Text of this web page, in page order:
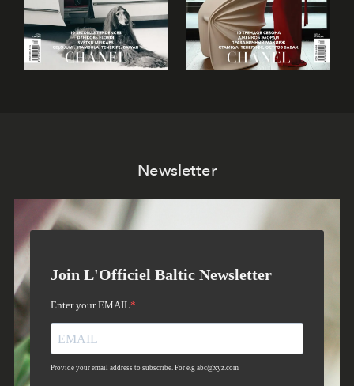
Newsletter